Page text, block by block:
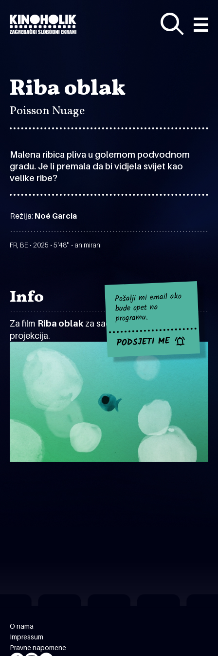
glavni
sadržaj
Riba oblak
Poisson Nuage
Malena ribica pliva u golemom podvodnom
gradu. Je li premala da bi vidjela svijet kao
velike ribe?
Režija: Noé Garcia
FR, BE • 2025 • 5'48'' • animirani
Info
Za film Riba oblak za sad nema najavljenih
projekcija.
Pošalji mi email ako
bude opet na
programu.
PODSJETI ME
O nama
Impressum
Pravne napomene